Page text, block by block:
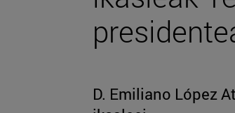
D. Emiliano López